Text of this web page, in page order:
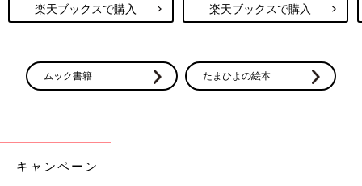
楽天ブックスで購入 楽天ブックスで購入
ムック書籍 たまひよの絵本
キャンペーン